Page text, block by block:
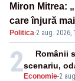
Miron Mitrea:
care înjură
Politica·2 aug. 2026,
2Economie-2
Românii
scenariu,